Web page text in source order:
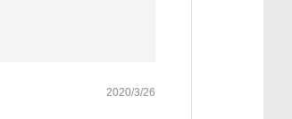
2020/3/26